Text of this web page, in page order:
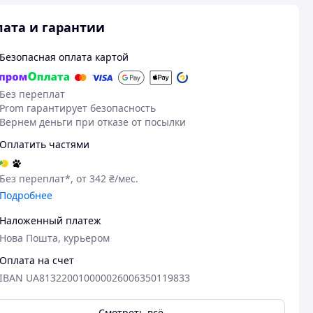
и гарантии
Безопасная оплата картой
Без переплат
Prom гарантирует безопасность
Вернем деньги при отказе от посылки
Оплатить частями
Без переплат*, от 342 ₴/мес.
Подробнее
Наложенный платеж
Нова Пошта, курьером
Оплата на счет
IBAN UA813220010000026006350119833